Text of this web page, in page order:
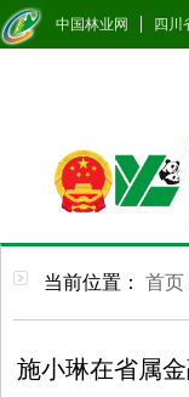
中国林业网 四川
当前位置： 首页
施小琳在省属